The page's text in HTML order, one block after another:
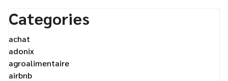
Categories
achat
adonix
agroalimentaire
airbnb